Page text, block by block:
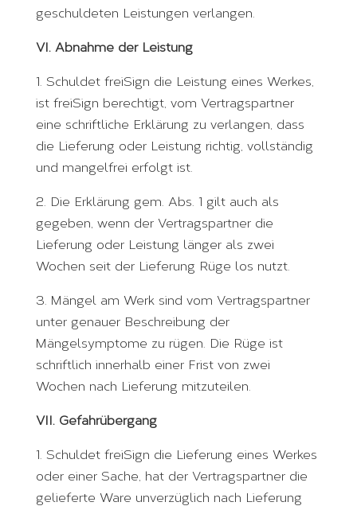
geschuldeten Leistungen verlangen.
VI. Abnahme der Leistung
1. Schuldet freiSign die Leistung eines Werkes,
ist freiSign berechtigt, vom Vertragspartner
eine schriftliche Erklärung zu verlangen, dass
die Lieferung oder Leistung richtig, vollständig
und mangelfrei erfolgt ist.
2. Die Erklärung gem. Abs. 1 gilt auch als
gegeben, wenn der Vertragspartner die
Lieferung oder Leistung länger als zwei
Wochen seit der Lieferung Rüge los nutzt.
3. Mängel am Werk sind vom Vertragspartner
unter genauer Beschreibung der
Mängelsymptome zu rügen. Die Rüge ist
schriftlich innerhalb einer Frist von zwei
Wochen nach Lieferung mitzuteilen.
VII. Gefahrübergang
1. Schuldet freiSign die Lieferung eines Werkes
oder einer Sache, hat der Vertragspartner die
gelieferte Ware unverzüglich nach Lieferung